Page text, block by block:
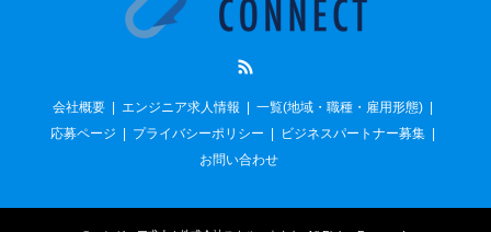
会社概要 エンジニア求人情報
一覧(地域・職種・雇用形態)
応募ページ
プライバシーポリシー
ビジネスパートナー募集
お問い合わせ